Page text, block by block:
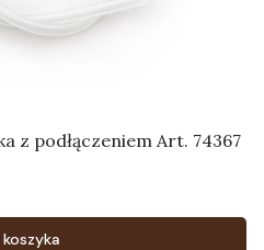
z podłączeniem Art. 74367